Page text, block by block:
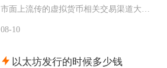
08-10
以太坊发行的时候多少钱